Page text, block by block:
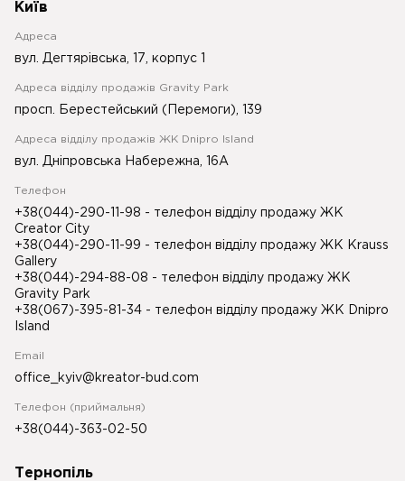
Київ
Адреса
вул. Дегтярівська, 17, корпус 1
Адреса відділу продажів Gravity Park
просп. Берестейський (Перемоги), 139
Адреса відділу продажів ЖК Dnipro Island
вул. Дніпровська Набережна, 16А
Телефон
+38(044)-290-11-98 - телефон відділу продажу ЖК
Creator City
+38(044)-290-11-99 - телефон відділу продажу ЖК Krauss
Gallery
+38(044)-294-88-08 - телефон відділу продажу ЖК
Gravity Park
+38(067)-395-81-34 - телефон відділу продажу ЖК Dnipro
Island
Email
office_kyiv@kreator-bud.com
Телефон (приймальня)
+38(044)-363-02-50
Тернопіль